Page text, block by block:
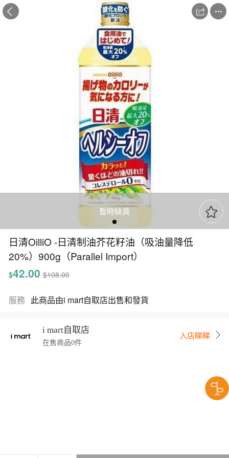
 

暫時缺貨
日清OilliO -日清制油芥花籽油（吸油量降低
20%）900g（Parallel Import）
$42.00 $108.00
服務 此商品由i mart自取店出售和發貨
i mart自取店
在售商品0件
入店睇睇